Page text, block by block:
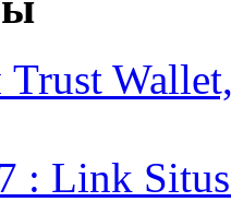
Trust
Link Situs